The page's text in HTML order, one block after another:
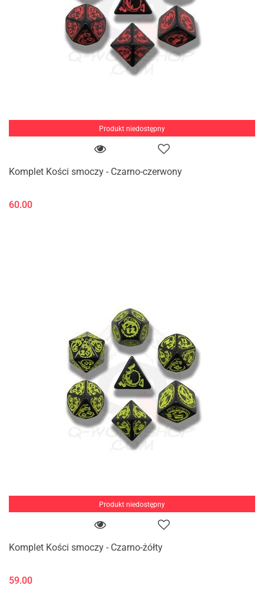
Produkt niedostępny
Komplet Kości smoczy - Czarno-czerwony
60.00
Produkt niedostępny
Komplet Kości smoczy - Czarno-żółty
59.00